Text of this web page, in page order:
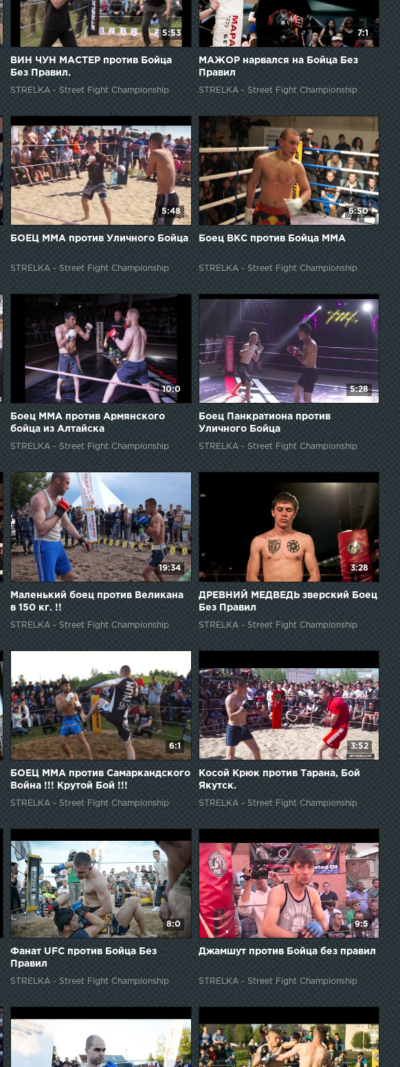
5:53
ВИН ЧУН МАСТЕР против Бойца
Без Правил.
STRELKA - Street Fight Championship
7:1
МАЖОР нарвался на Бойца Без
Правил
STRELKA - Street Fight Championship
5:48
БОЕЦ ММА против Уличного Бойца
STRELKA - Street Fight Championship
6:50
Боец ВКС против Бойца ММА
STRELKA - Street Fight Championship
10:0
Боец ММА против Армянского
бойца из Алтайска
STRELKA - Street Fight Championship
5:28
Боец Панкратиона против
Уличного Бойца
STRELKA - Street Fight Championship
19:34
Маленький боец против Великана
в 150 кг. !!
STRELKA - Street Fight Championship
3:28
ДРЕВНИЙ МЕДВЕДЬ зверский Боец
Без Правил
STRELKA - Street Fight Championship
6:1
БОЕЦ ММА против Самаркандского
Война !!! Крутой Бой !!!
STRELKA - Street Fight Championship
3:52
Косой Крюк против Тарана, Бой
Якутск.
STRELKA - Street Fight Championship
8:0
Фанат UFC против Бойца Без
Правил
STRELKA - Street Fight Championship
9:5
Джамшут против Бойца без правил
STRELKA - Street Fight Championship